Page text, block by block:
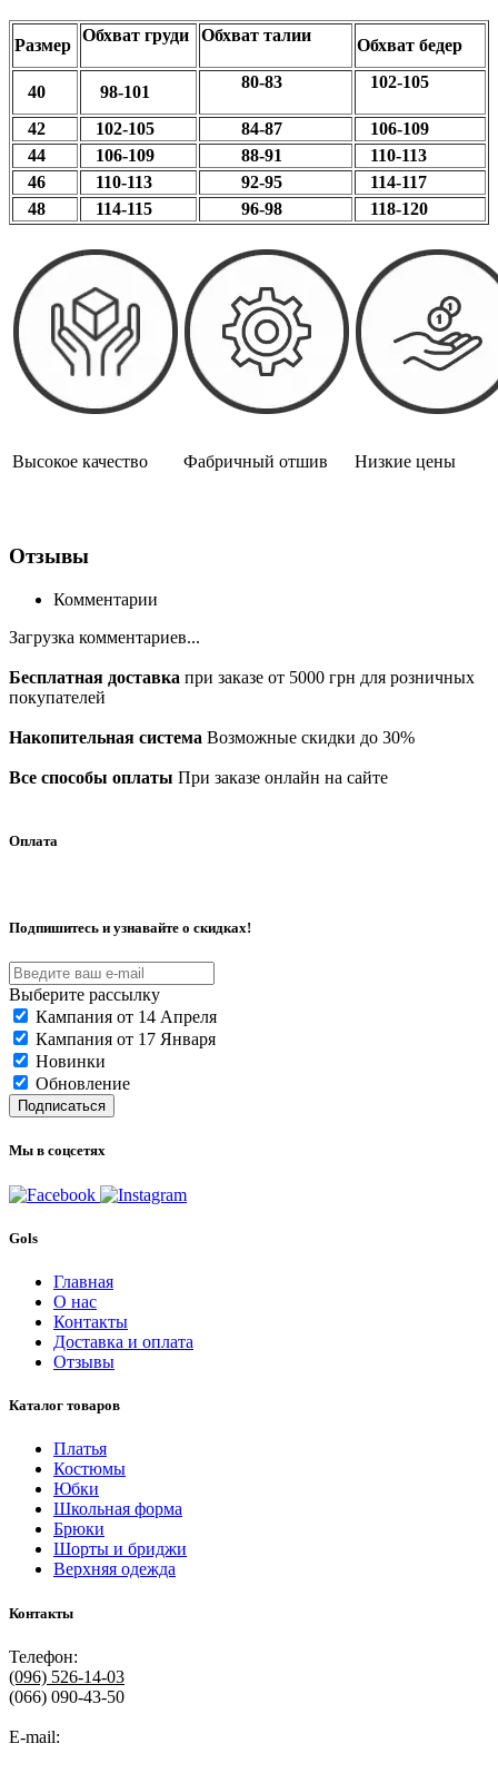
Размер
Обхват груди Обхват талии
Обхват бедер
40 98-101
80-83 102-105
42 102-105 84-87
106-109
44
106-109 88-91
110-113
46
110-113 92-95
114-117
48
114-115 96-98 118-120
Высокое качество Фабричный отшив Низкие цены
Отзывы
Комментарии
Загрузка комментариев...
Бесплатная доставка при заказе от 5000 грн для розничных
покупателей
Накопительная система Возможные скидки до 30%
Все способы оплаты При заказе онлайн на сайте
Оплата
Подпишитесь и узнавайте о скидках!
Выберите рассылку
Кампания от 14 Апреля
Кампания от 17 Января
Новинки
Обновление
Подписаться
Мы в соцсетях
Gols
Главная
О нас
Контакты
Доставка и оплата
Отзывы
Каталог товаров
Платья
Костюмы
Юбки
Школьная форма
Брюки
Шорты и бриджи
Верхняя одежда
Контакты
Телефон:
(096) 526-14-03
(066) 090-43-50
E-mail: